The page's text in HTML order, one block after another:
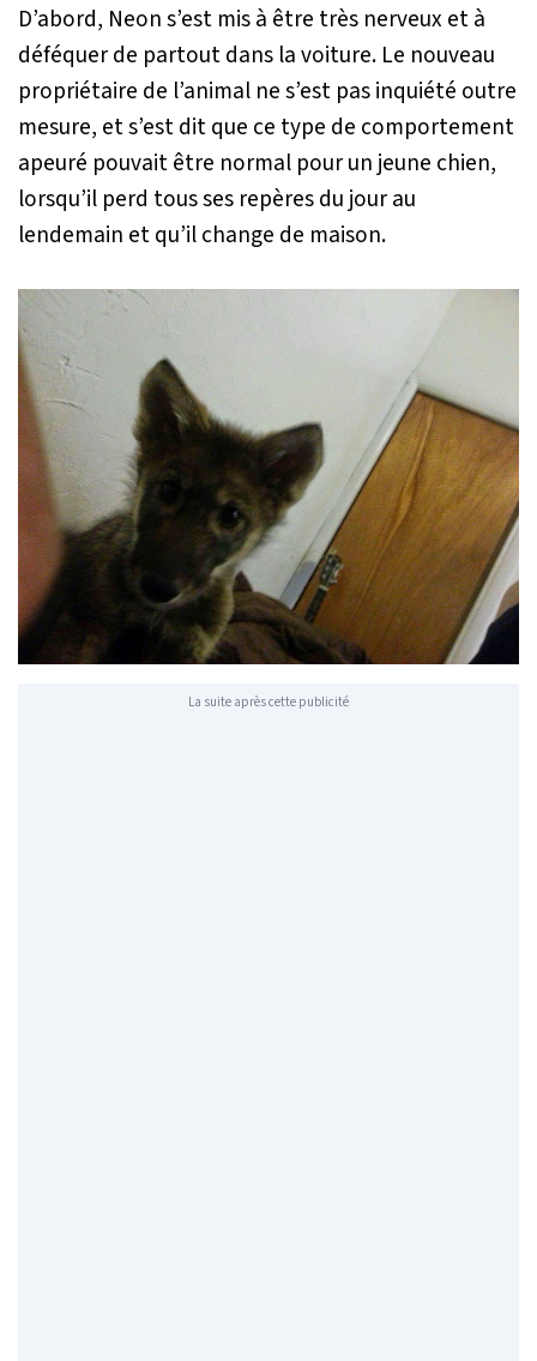
D’abord, Neon s’est mis à être très nerveux et à
déféquer de partout dans la voiture. Le nouveau
propriétaire de l’animal ne s’est pas inquiété outre
mesure, et s’est dit que ce type de comportement
apeuré pouvait être normal pour un jeune chien,
lorsqu’il perd tous ses repères du jour au
lendemain et qu’il change de maison.
La suite après cette publicité